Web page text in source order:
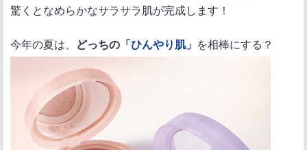
驚くとなめらかなサラサラ肌が完成します！
今年の夏は、 どっちの 「ひんやり肌」 を相棒にする？